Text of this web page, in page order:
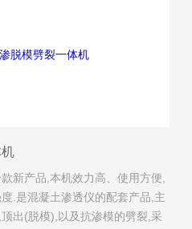
产品,本机效力高、使用方便,
.是混凝土渗透仪的配套产品,主
出(脱模),以及抗渗模的劈裂,采